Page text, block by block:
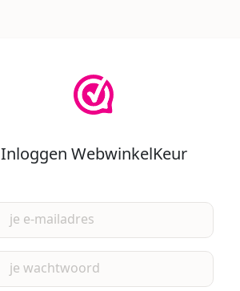
Inloggen WebwinkelKeur
je e-mailadres
je wachtwoord